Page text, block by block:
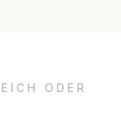
ODER